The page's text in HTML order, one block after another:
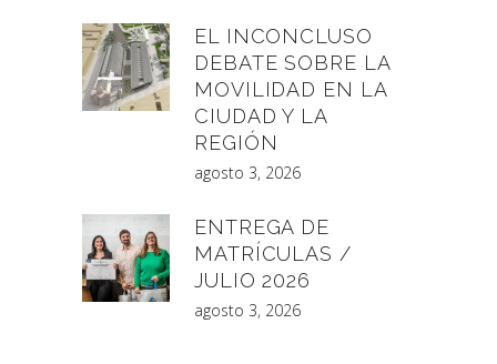
EL INCONCLUSO
DEBATE SOBRE LA
MOVILIDAD EN LA
CIUDAD Y LA
REGIÓN
agosto 3, 2026
ENTREGA DE
MATRÍCULAS /
JULIO 2026
agosto 3, 2026